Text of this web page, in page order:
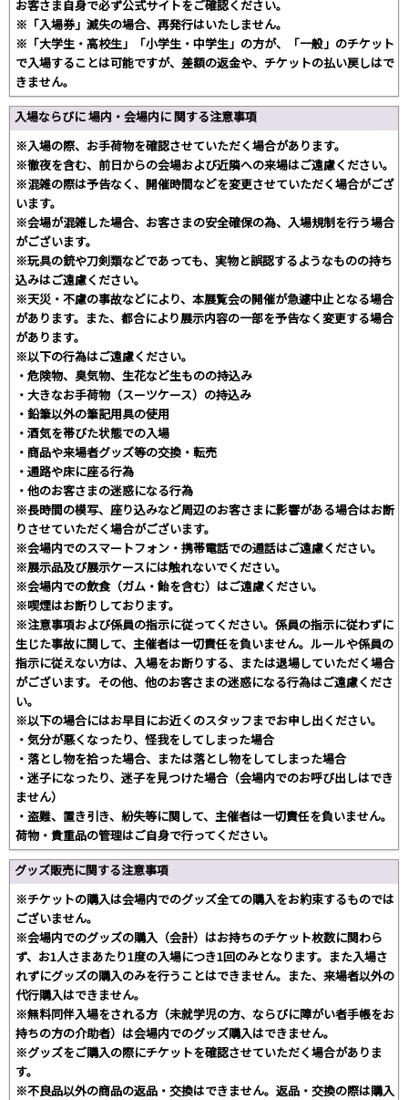
お客さま自身で必ず公式サイトをご確認ください。
※「入場券」滅失の場合、再発行はいたしません。
※「大学生・高校生」「小学生・中学生」の方が、「一般」のチケット
で入場することは可能ですが、差額の返金や、チケットの払い戻しはで
きません。
入場ならびに 場内・会場内に 関する注意事項
※入場の際、お手荷物を確認させていただく場合があります。
※徹夜を含む、前日からの会場および近隣への来場はご遠慮ください。
※混雑の際は予告なく、開催時間などを変更させていただく場合がござ
います。
※会場が混雑した場合、お客さまの安全確保の為、入場規制を行う場合
がございます。
※玩具の銃や刀剣類などであっても、実物と誤認するようなものの持ち
込みはご遠慮ください。
※天災・不慮の事故などにより、本展覧会の開催が急遽中止となる場合
があります。また、都合により展示内容の一部を予告なく変更する場合
があります。
※以下の行為はご遠慮ください。
・危険物、臭気物、生花など生ものの持込み
・大きなお手荷物（スーツケース）の持込み
・鉛筆以外の筆記用具の使用
・酒気を帯びた状態での入場
・商品や来場者グッズ等の交換・転売
・通路や床に座る行為
・他のお客さまの迷惑になる行為
※長時間の模写、座り込みなど周辺のお客さまに影響がある場合はお断
りさせていただく場合がございます。
※会場内でのスマートフォン・携帯電話での通話はご遠慮ください。
※展示品及び展示ケースには触れないでください。
※会場内での飲食（ガム・飴を含む）はご遠慮ください。
※喫煙はお断りしております。
※注意事項および係員の指示に従ってください。係員の指示に従わずに
生じた事故に関して、主催者は一切責任を負いません。ルールや係員の
指示に従えない方は、入場をお断りする、または退場していただく場合
がございます。その他、他のお客さまの迷惑になる行為はご遠慮くださ
い。
※以下の場合にはお早目にお近くのスタッフまでお申し出ください。
・気分が悪くなったり、怪我をしてしまった場合
・落とし物を拾った場合、または落とし物をしてしまった場合
・迷子になったり、迷子を見つけた場合（会場内でのお呼び出しはでき
ません）
・盗難、置き引き、紛失等に関して、主催者は一切責任を負いません。
荷物・貴重品の管理はご自身で行ってください。
グッズ販売に関する注意事項
※チケットの購入は会場内でのグッズ全ての購入をお約束するものでは
ございません。
※会場内でのグッズの購入（会計）はお持ちのチケット枚数に関わら
ず、お1人さまあたり1度の入場につき1回のみとなります。また入場さ
れずにグッズの購入のみを行うことはできません。また、来場者以外の
代行購入はできません。
※無料同伴入場をされる方（未就学児の方、ならびに障がい者手帳をお
持ちの方の介助者）は会場内でのグッズ購入はできません。
※グッズをご購入の際にチケットを確認させていただく場合がありま
す。
※不良品以外の商品の返品・交換はできません。返品・交換の際は購入